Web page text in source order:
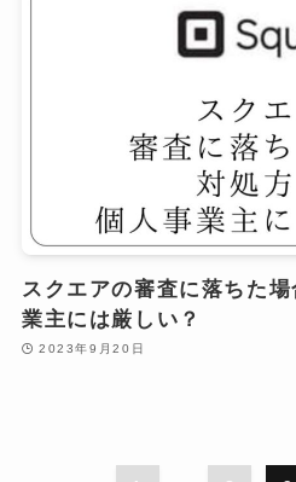
スクエアの審査に落ちた
業主には厳しい？
2023年9月20日